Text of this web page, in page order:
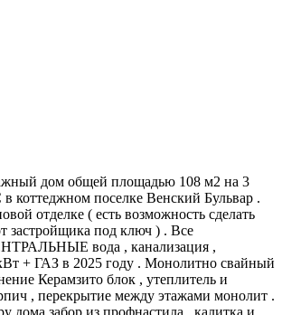
дом общей площадью 108 м2 на 3
коттеджном поселке Венский Бульвар .
отделке ( есть возможность сделать
застройщика под ключ ) . Все
вода , канализация ,
+ ГАЗ в 2025 году . Монолитно свайный
Керамзито блок , утеплитель и
, перекрытие между этажами монолит .